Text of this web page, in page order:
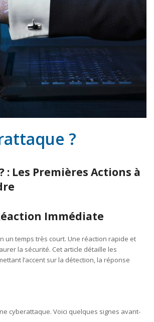
?
: Les Premières Actions à
Immédiate
un temps très court. Une réaction rapide et
la sécurité. Cet article détaille les
l’accent sur la détection, la réponse
cyberattaque. Voici quelques signes avant-